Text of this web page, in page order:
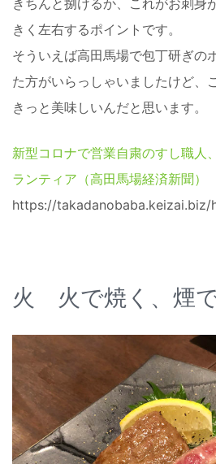
きちんと捌けるか、これがお刺身
きく左右するポイントです。
そういえば高田馬場で包丁研ぎの
た方がいらっしゃいましたけど、
きっと美味しいんだと思います。
新型コロナで営業自粛のすし職人
ランティア（高田馬場経済新聞）
https://takadanobaba.keizai.biz/
火 火で焼く、煙